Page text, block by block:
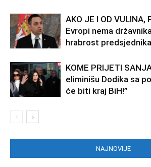
AKO JE I OD VULINA,
Evropi nema
hrabrost
KOME PRIJETI
eliminišu Dodika sa
će biti kraj BiH!”
NAJNOVIJE